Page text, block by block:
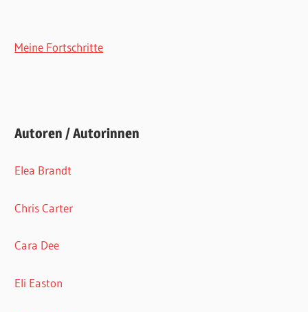
Meine Fortschritte
Autoren / Autorinnen
Elea Brandt
Chris Carter
Cara Dee
Eli Easton